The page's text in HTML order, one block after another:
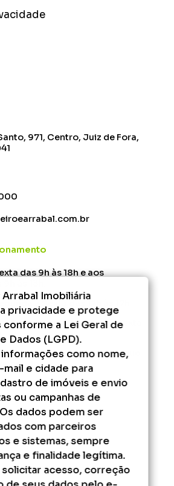
971, Centro, Juiz de Fora,
das 9h às 18h e aos
Financeiro - Segunda à Sexta
consulte os serviços que
Imobiliária
privacidade e protege
conforme a Lei Geral de
Dados (LGPD).
como nome,
e cidade para
de imóveis e envio
ou campanhas de
dados podem ser
com parceiros
e sistemas, sempre
e finalidade legítima.
acesso, correção